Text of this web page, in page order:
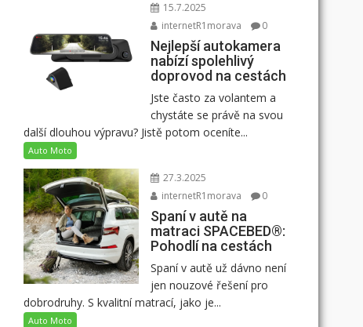
15.7.2025
internetR1morava
0
Nejlepší autokamera
nabízí spolehlivý
doprovod na cestách
Jste často za volantem a
chystáte se právě na svou
další dlouhou výpravu? Jistě potom oceníte...
Auto Moto
27.3.2025
internetR1morava
0
Spaní v autě na
matraci SPACEBED®:
Pohodlí na cestách
Spaní v autě už dávno není
jen nouzové řešení pro
dobrodruhy. S kvalitní matrací, jako je...
Auto Moto